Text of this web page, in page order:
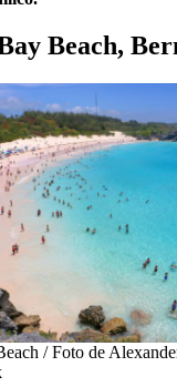
Beach,
/ Foto de